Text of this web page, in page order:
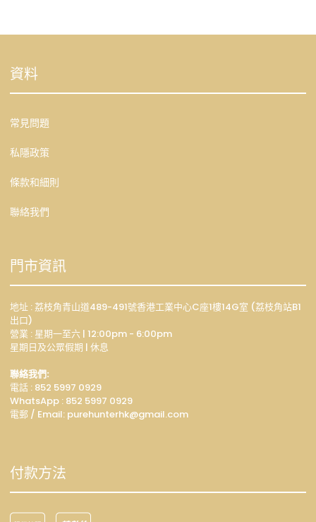
資料
常見問題
私隱政策
條款和細則
聯絡我們
門市資訊
地址 : 荔枝角青山道489-491號香港工業中心C座1樓14G室 (荔枝角站B1
出口)
營業 : 星期一至六 | 12:00pm - 6:00pm
星期日及公眾假期 | 休息
聯絡我們:
電話 : 852 5997 0929
WhatsApp : 852 5997 0929
電郵 / Email: purehunterhk@gmail.com
付款方法